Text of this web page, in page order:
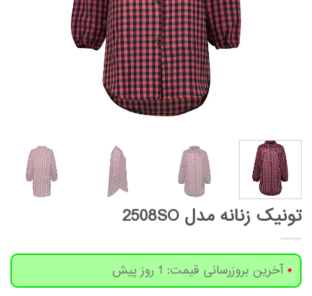
تونیک زنانه مدل 2508SO
آخرین بروزرسانی قیمت: 1 روز پیش